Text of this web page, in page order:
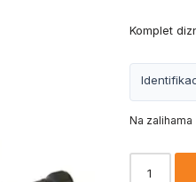
Komplet
Na zalihama